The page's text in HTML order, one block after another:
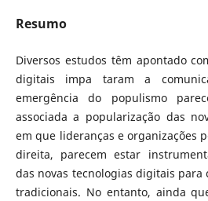
Resumo
Diversos estudos têm apontado
digitais impa­ taram a
emergência do populismo
associada a popularização das
em que lideranças e organizações
direita, parecem estar
das novas tecnologias digitais
tradicionais. No entanto, ainda